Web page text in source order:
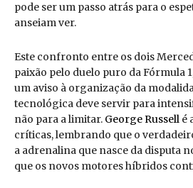
pode ser um passo atrás para o
anseiam ver.
Este confronto entre os dois
paixão pelo duelo puro da Fórmula
um aviso à organização da
tecnológica deve servir para
não para a limitar. George Russell é
críticas, lembrando que o
a adrenalina que nasce da disputa
que os novos motores híbridos